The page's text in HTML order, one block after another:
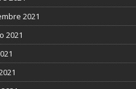
2021
2021